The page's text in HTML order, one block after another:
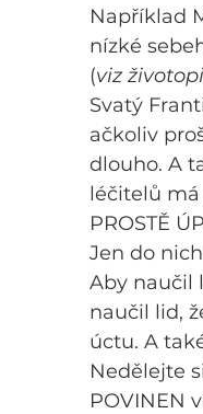
Například
nízké
(viz
Svatý
ačkoliv
dlouho. A
léčitelů má
PROSTĚ
Jen do
Aby naučil
naučil lid,
úctu. A
Nedělejte
POVINEN